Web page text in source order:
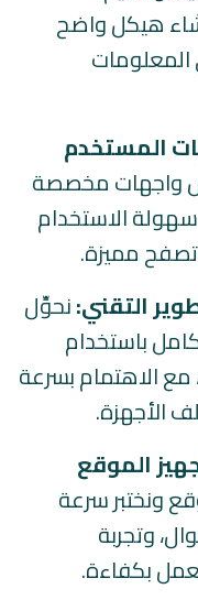
هيكل واضح
المستخدم
واجهات مخصصة
الاستخدام
تصفح مميزة.
التقني:نحوِّل
باستخدام
مع الاهتمام بسرعة
الأجهزة.
الموقع
ونختبر سرعة
وتجربة
بكفاءة.